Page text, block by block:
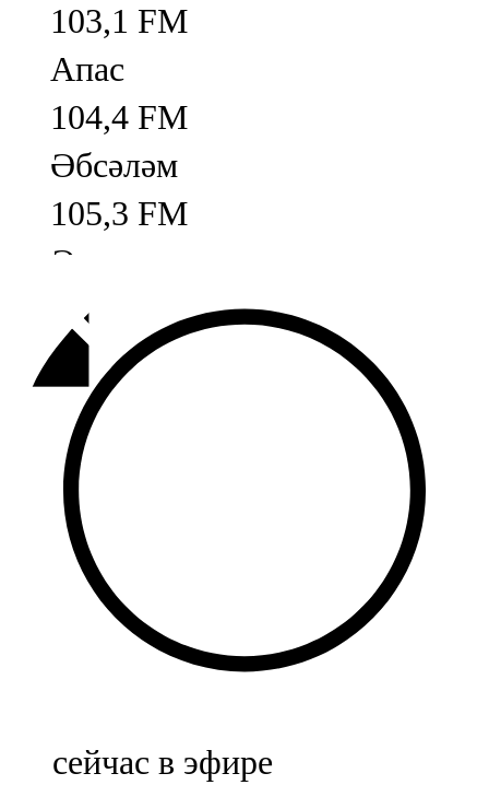
103,1 FM
Апас
104,4 FM
Әбсәләм
105,3 FM
Әлмәт
92,9 FM
Базарлы матак
107,1 FM
Балык бистәсе
104,9 FM
Баулы
107,5 FM
Биләр
Болгар
сейчас в эфире